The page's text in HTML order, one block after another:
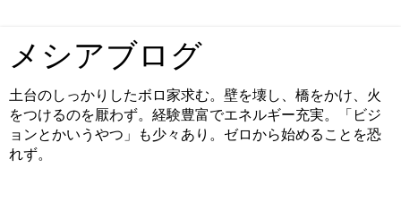
メシアブログ
土台のしっかりしたボロ家求む。壁を壊し、橋をかけ、火
をつけるのを厭わず。経験豊富でエネルギー充実。「ビジ
ョンとかいうやつ」も少々あり。ゼロから始めることを恐
れず。